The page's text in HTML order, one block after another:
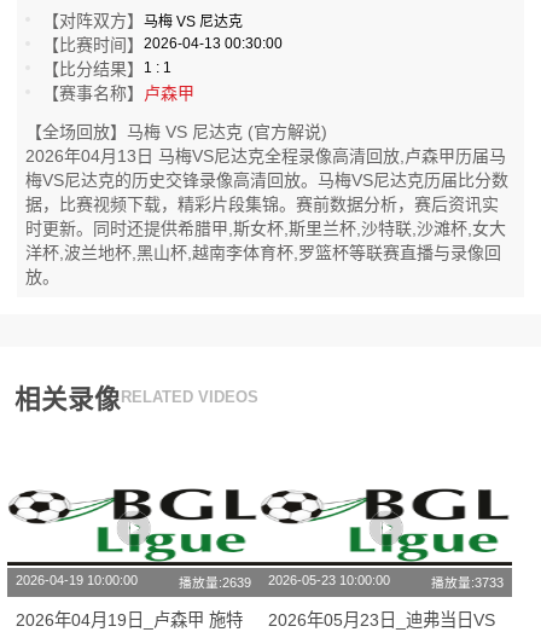
【对阵双方】马梅 VS 尼达克
【比赛时间】2026-04-13 00:30:00
【比分结果】 1 : 1
【赛事名称】 卢森甲
【全场回放】马梅 VS 尼达克 (官方解说)
2026年04月13日 马梅VS尼达克全程录像高清回放,卢森甲历届马
梅VS尼达克的历史交锋录像高清回放。马梅VS尼达克历届比分数
据，比赛视频下载，精彩片段集锦。赛前数据分析，赛后资讯实
时更新。同时还提供希腊甲,斯女杯,斯里兰杯,沙特联,沙滩杯,女大
洋杯,波兰地杯,黑山杯,越南李体育杯,罗篮杯等联赛直播与录像回
放。
相关录像 RELATED VIDEOS
2026-04-19 10:00:00 播放量:2639
2026年04月19日_卢森甲 施特
2026-05-23 10:00:00 播放量:3733
2026年05月23日_迪弗当日VS